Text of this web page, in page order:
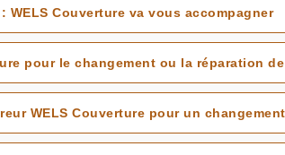
WELS Couverture va vous accompagner
pour le changement ou la réparation
WELS Couverture pour un